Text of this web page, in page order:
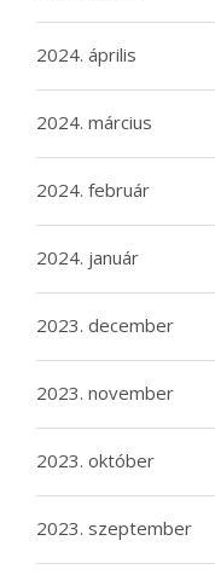
2024. április
2024. március
2024. február
2024. január
2023. december
2023. november
2023. október
2023. szeptember